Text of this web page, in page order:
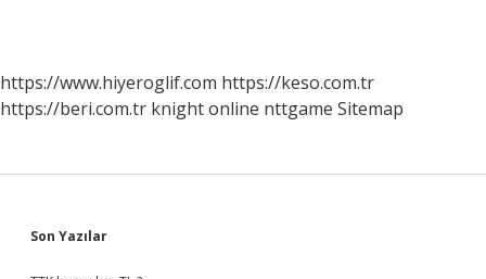
https://www.hiyeroglif.com https://keso.com.tr
https://beri.com.tr knight online nttgame Sitemap
Sidebar
Son Yazılar